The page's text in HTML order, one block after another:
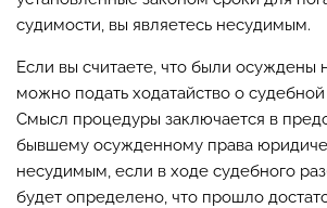
судимости, вы являетесь несудимым.
Если вы считаете, что были осуждены
можно подать ходатайство о
Смысл процедуры заключается в
бывшему осужденному права
несудимым, если в ходе судебного
будет определено, что прошло